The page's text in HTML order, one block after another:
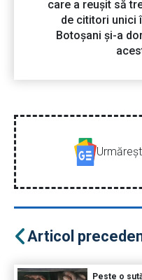
care a reușit să
de cititori unici
Botoșani și-a
Articol
Peste o